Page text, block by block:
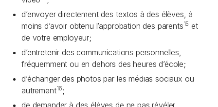
d’envoyer directement des textos à des élèves, à
moins d’avoir obtenu l’approbation des parents15 et
de votre employeur;
d’entretenir des communications personnelles,
fréquemment ou en dehors des heures d’école;
d’échanger des photos par les médias sociaux ou
autrement16 ;
de demander à des élèves de ne pas révéler